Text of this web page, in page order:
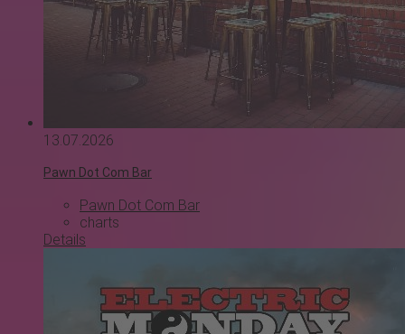
13.07.2026
Pawn Dot Com Bar
Pawn Dot Com Bar
charts
Details